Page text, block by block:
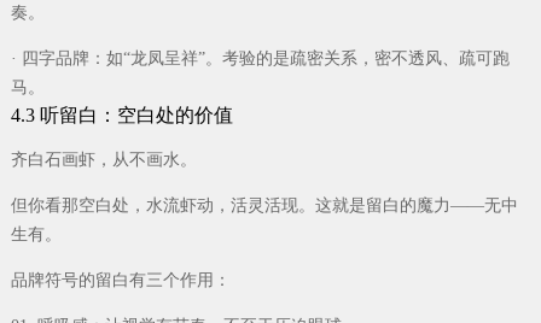
奏。
· 四字品牌：如“龙凤呈祥”。考验的是疏密关系，密不透风、疏可跑
马。
4.3 听留白：空白处的价值
齐白石画虾，从不画水。
但你看那空白处，水流虾动，活灵活现。这就是留白的魔力——无中
生有。
品牌符号的留白有三个作用：